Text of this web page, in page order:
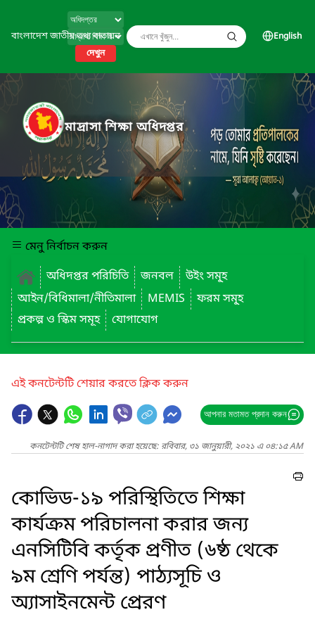
বাংলাদেশ জাতীয় তথ্য বাতায়ন
দেখুন
English
মাদ্রাসা শিক্ষা অধিদপ্তর
মেনু নির্বাচন করুন
অধিদপ্তর পরিচিতি
জনবল
উইং সমূ্হ
আইন/বিধিমালা/নীতিমালা
MEMIS
ফরম সমূ্হ
প্রকল্প ও স্কিম সমূহ
যোগাযোগ
এই কনটেন্টটি শেয়ার করতে ক্লিক করুন
আপনার মতামত প্রদান করুন
কনটেন্টটি শেষ হাল-নাগাদ করা হয়েছে: রবিবার, ৩১ জানুয়ারী, ২০২১ এ ০৪:১৫ AM
কোভিড-১৯ পরিস্থিতিতে শিক্ষা
কার্যক্রম পরিচালনা করার জন্য
এনসিটিবি কর্তৃক প্রণীত (৬ষ্ঠ থেকে
৯ম শ্রেণি পর্যন্ত) পাঠ্যসূচি ও
অ্যাসাইনমেন্ট প্রেরণ